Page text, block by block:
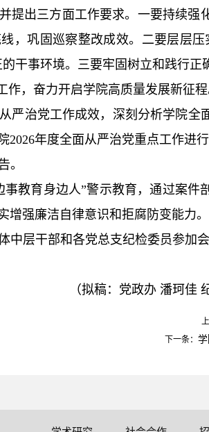
提出三方面工作要求。一要持续强
，巩固巡察整改成效。二要层层
干事环境。三要牢固树立和践行
，奋力开启学院高质量发展新征程
严治党工作成效，深刻分析学院全
年度全面从严治党重点工作进行
。
教育身边人”警示教育，通过案件
强廉洁自律意识和拒腐防变能力。
中层干部和各党总支纪检委员参加会
（拟稿：党政办 潘珂佳
下一条：